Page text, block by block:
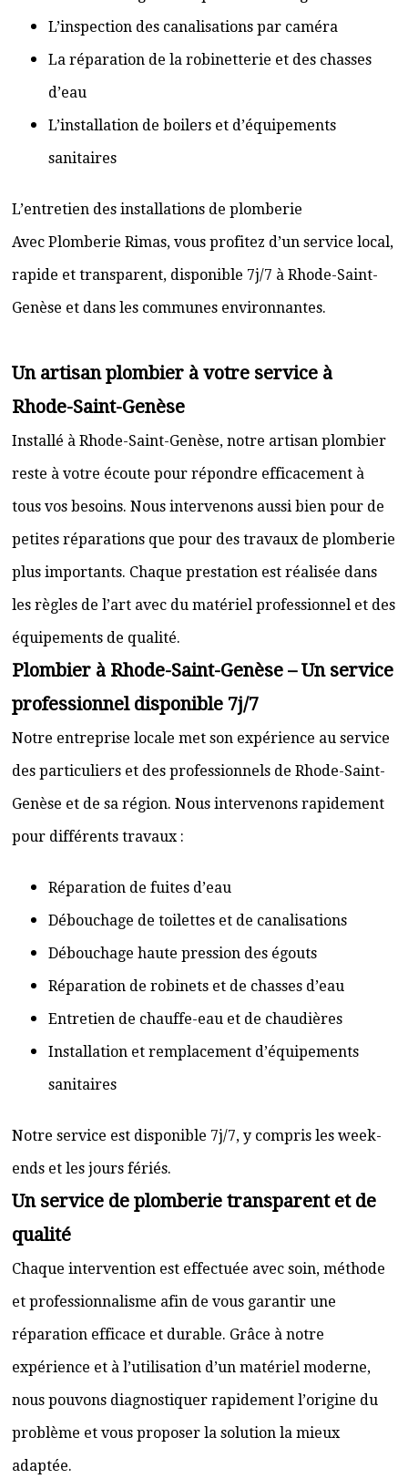
L’inspection des canalisations par caméra
La réparation de la robinetterie et des chasses
d’eau
L’installation de boilers et d’équipements
sanitaires
L’entretien des installations de plomberie
Avec Plomberie Rimas, vous profitez d’un service local,
rapide et transparent, disponible 7j/7 à Rhode-Saint-
Genèse et dans les communes environnantes.
Un artisan plombier à votre service à
Rhode-Saint-Genèse
Installé à Rhode-Saint-Genèse, notre artisan plombier
reste à votre écoute pour répondre efficacement à
tous vos besoins. Nous intervenons aussi bien pour de
petites réparations que pour des travaux de plomberie
plus importants. Chaque prestation est réalisée dans
les règles de l’art avec du matériel professionnel et des
équipements de qualité.
Plombier à Rhode-Saint-Genèse – Un service
professionnel disponible 7j/7
Notre entreprise locale met son expérience au service
des particuliers et des professionnels de Rhode-Saint-
Genèse et de sa région. Nous intervenons rapidement
pour différents travaux :
Réparation de fuites d’eau
Débouchage de toilettes et de canalisations
Débouchage haute pression des égouts
Réparation de robinets et de chasses d’eau
Entretien de chauffe-eau et de chaudières
Installation et remplacement d’équipements
sanitaires
Notre service est disponible 7j/7, y compris les week-
ends et les jours fériés.
Un service de plomberie transparent et de
qualité
Chaque intervention est effectuée avec soin, méthode
et professionnalisme afin de vous garantir une
réparation efficace et durable. Grâce à notre
expérience et à l’utilisation d’un matériel moderne,
nous pouvons diagnostiquer rapidement l’origine du
problème et vous proposer la solution la mieux
adaptée.